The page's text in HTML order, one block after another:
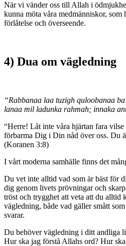
När vi vänder oss till Allah i
kunna möta våra medmänniskor, som
förlåtelse och överseende.
4) Dua om vägledning
“Rabbanaa laa tuzigh quloobanaa
lanaa mil ladunka rahmah; innaka
“Herre! Låt inte våra hjärtan fara
förbarma Dig i Din nåd över oss. Du
(Koranen 3:8)
I vårt moderna samhälle finns det
Du vet inte alltid vad som är bäst för
dig genom livets prövningar och
tröst och trygghet att veta att du
vägledning, både vad gäller smått
svarar.
Du behöver vägledning i ditt andliga
Hur ska jag förstå Allahs ord? Hur